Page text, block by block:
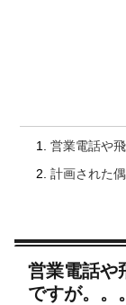
営業電話や
計画された
営業電話や
ですが。。。